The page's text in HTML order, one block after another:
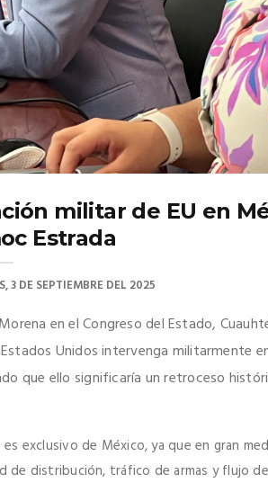
militar de EU en
Estrada
3 DE SEPTIEMBRE DEL 2025
en el Congreso del Estado,
Unidos intervenga militarmente
que ello significaría un retroceso
exclusivo de México, ya que en gran
de distribución, tráfico de armas y flujo